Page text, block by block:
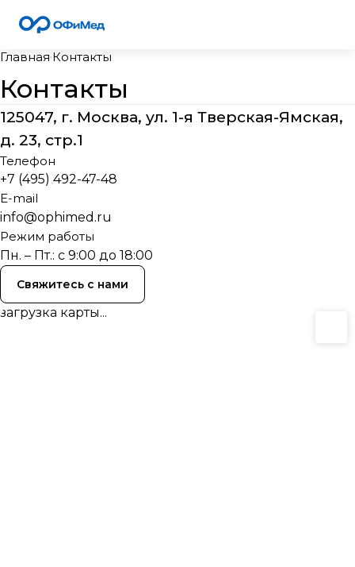
Главная Контакты
Контакты
125047, г. Москва, ул. 1-я Тверская-Ямская,
д. 23, стр.1
Телефон
+7 (495) 492-47-48
E-mail
info@ophimed.ru
Режим работы
Пн. – Пт.: с 9:00 до 18:00
Свяжитесь с нами
загрузка карты...